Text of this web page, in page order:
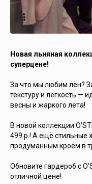
Новая льняная
суперцене!
За что мы любим лён?
текстуру и лёгкость —
весны и жаркого лета!
В новой коллекции
499 р.! А ещё стильные
продуманным кроем в
Обновите гардероб с
отличной цене!